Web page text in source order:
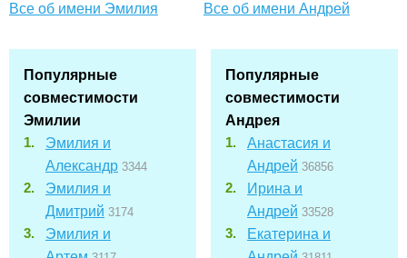
Все об имени Эмилия Все об имени Андрей
Популярные
совместимости
Эмилии
Эмилия и
Александр 3344
Эмилия и
Дмитрий 3174
Эмилия и
Популярные
совместимости
Андрея
Анастасия и
Андрей 36856
Ирина и
Андрей 33528
Екатерина и